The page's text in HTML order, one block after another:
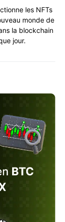
les NFTs
monde de
la blockchain
jour.